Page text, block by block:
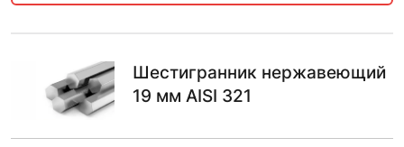
Шестигранник нержавеющий
19 мм AISI 321